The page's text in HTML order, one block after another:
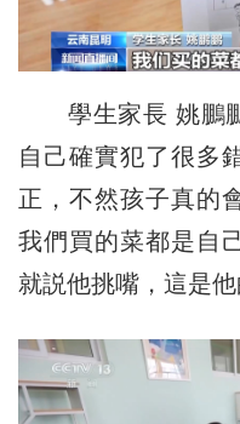
學生家長 姚鵬鵬
自己確實犯了很多
正，不然孩子真的
我們買的菜都是自
就説他挑嘴，這是他